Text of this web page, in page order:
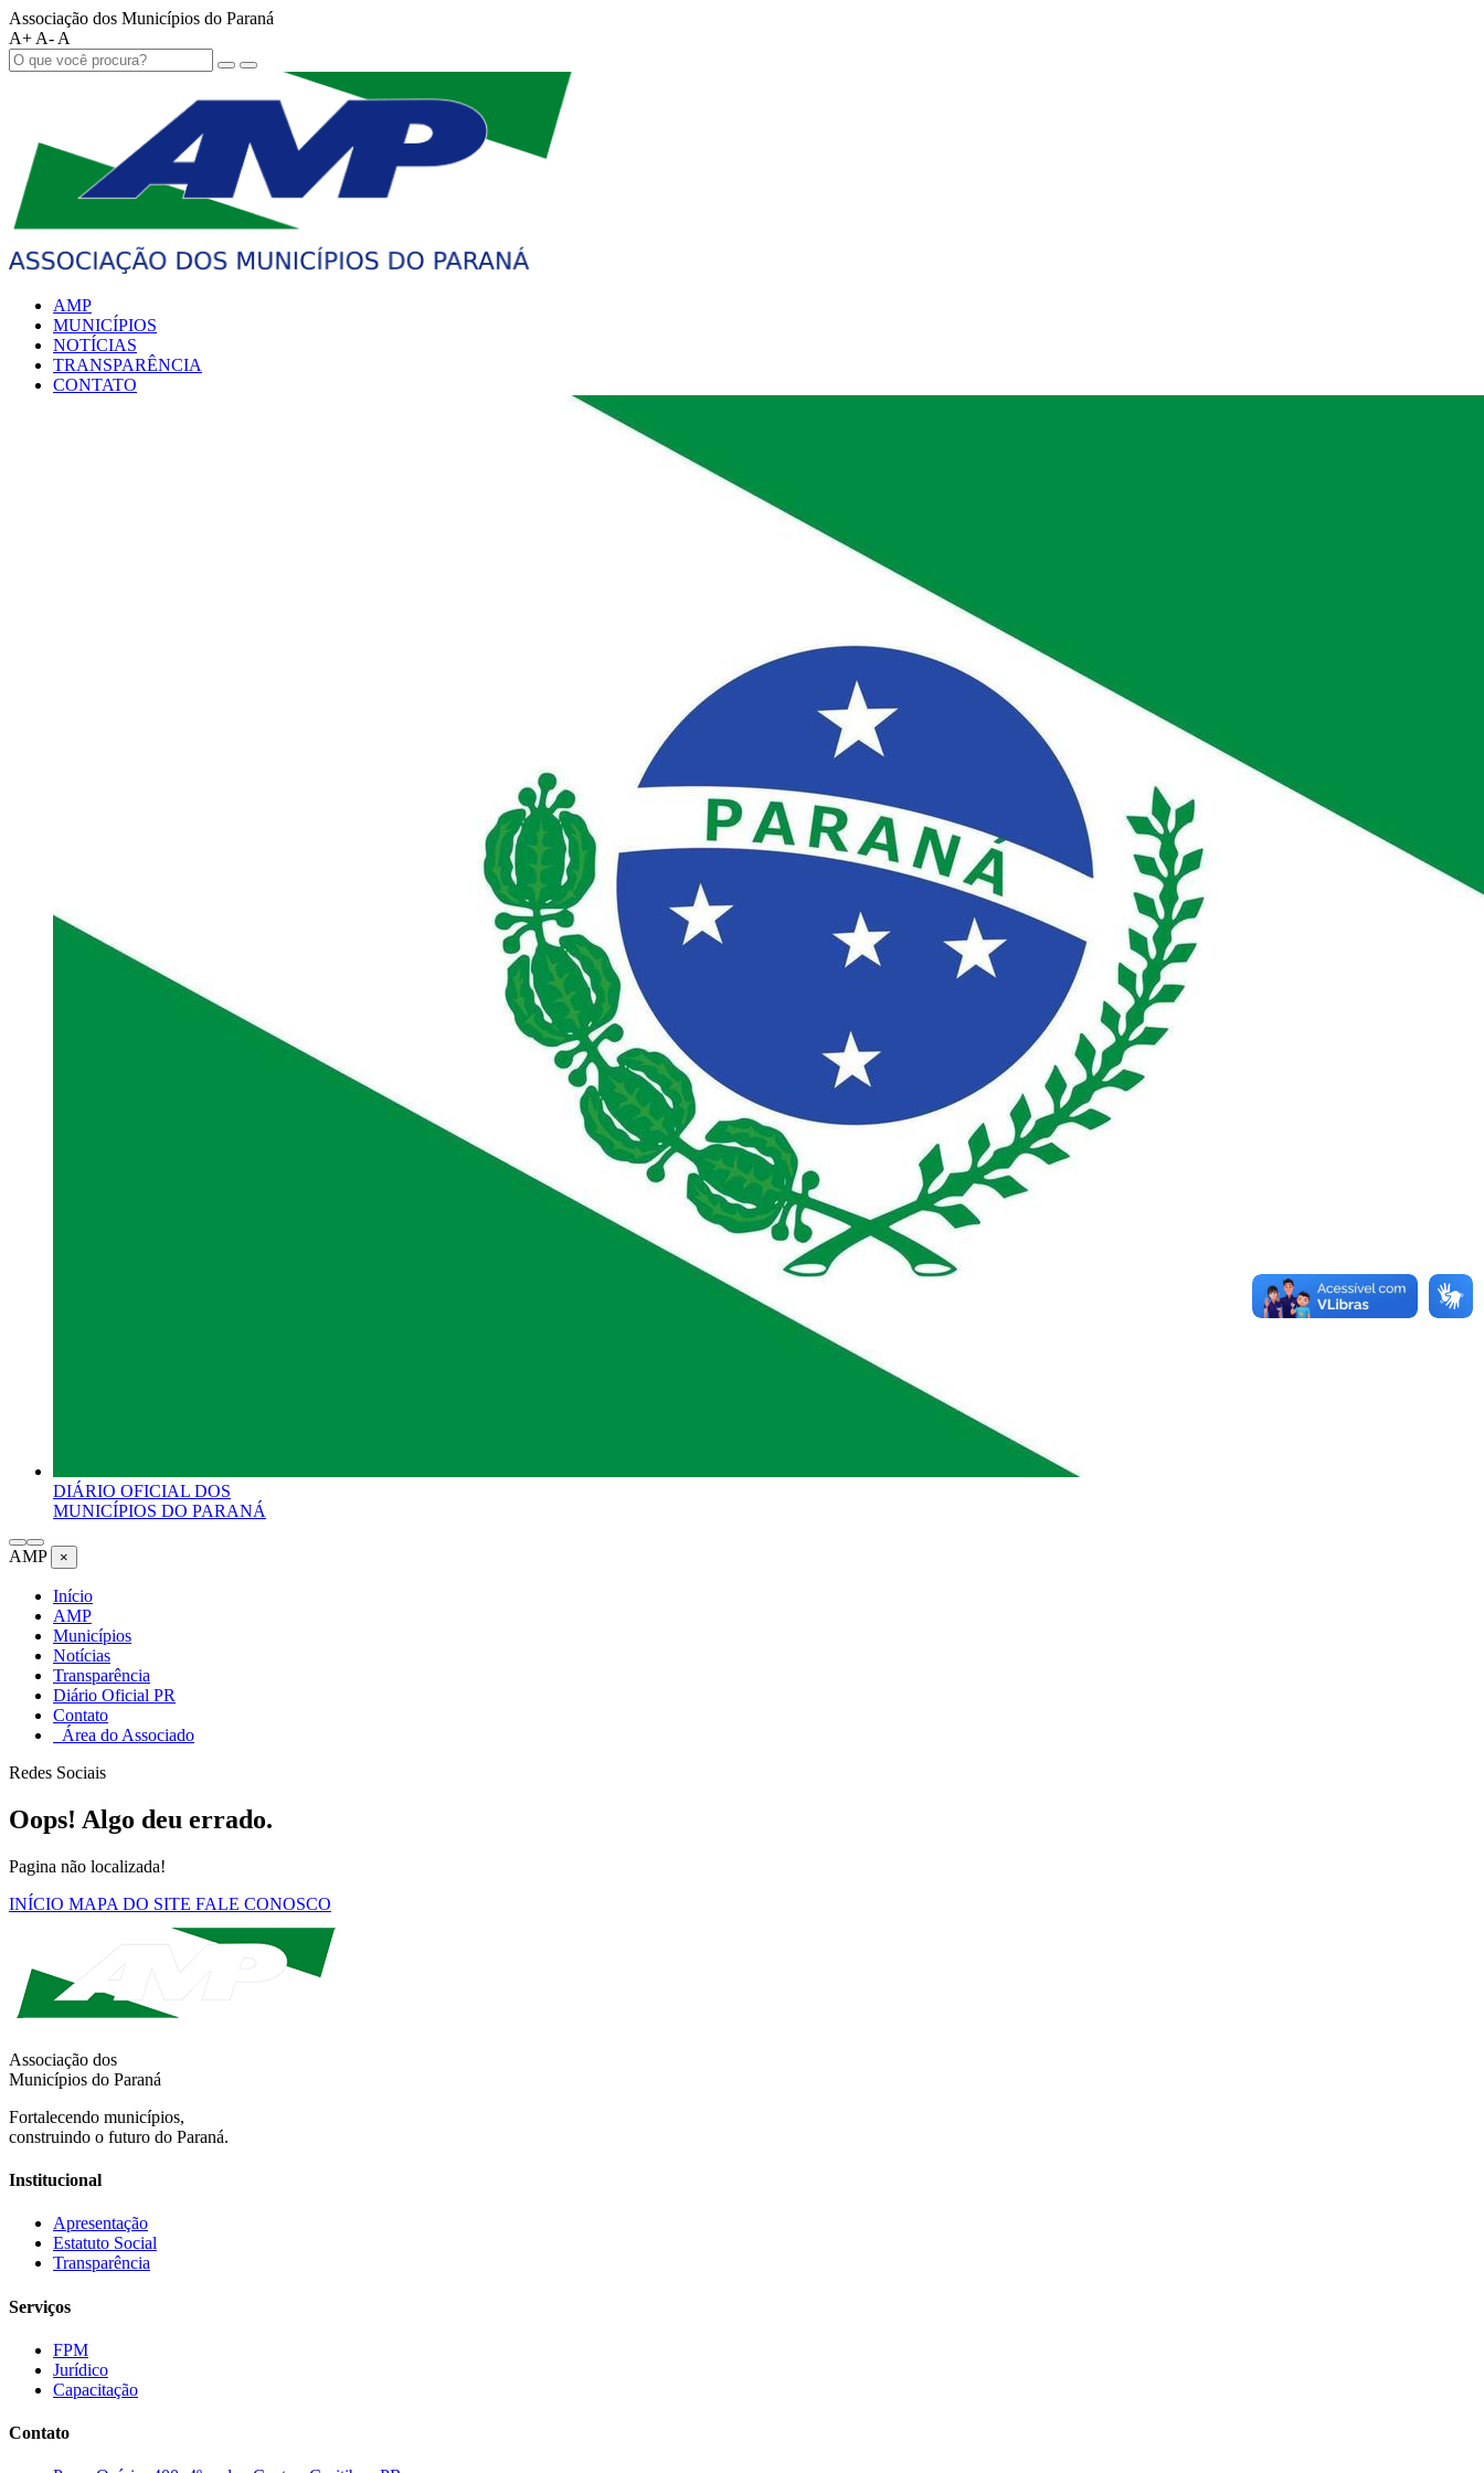
Associação dos Municípios do Paraná
A+ A- A
AMP
MUNICÍPIOS
NOTÍCIAS
TRANSPARÊNCIA
CONTATO
DIÁRIO OFICIAL DOS
MUNICÍPIOS DO PARANÁ
AMP ×
Início
AMP
Municípios
Notícias
Transparência
Diário Oficial PR
Contato
Área do Associado
Redes Sociais
Oops! Algo deu errado.
Pagina não localizada!
INÍCIO MAPA DO SITE FALE CONOSCO
Associação dos
Municípios do Paraná
Fortalecendo municípios,
construindo o futuro do Paraná.
Institucional
Apresentação
Estatuto Social
Transparência
Serviços
FPM
Jurídico
Capacitação
Contato